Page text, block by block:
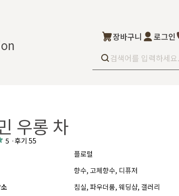
장바구니 로그인
베이스, 조향 케미컬을 고객님이 직
서비스입니다. 최소5kg부터 브랜
도록 서류까지 완벽 지원해드립니
재/도
구
일
오프라인 스토어
도매신청
딜러모집
우롱 차
5 ·후기 55
플로럴
향수, 고체향수, 디퓨저
침실, 파우더룸, 웨딩샵, 갤러리